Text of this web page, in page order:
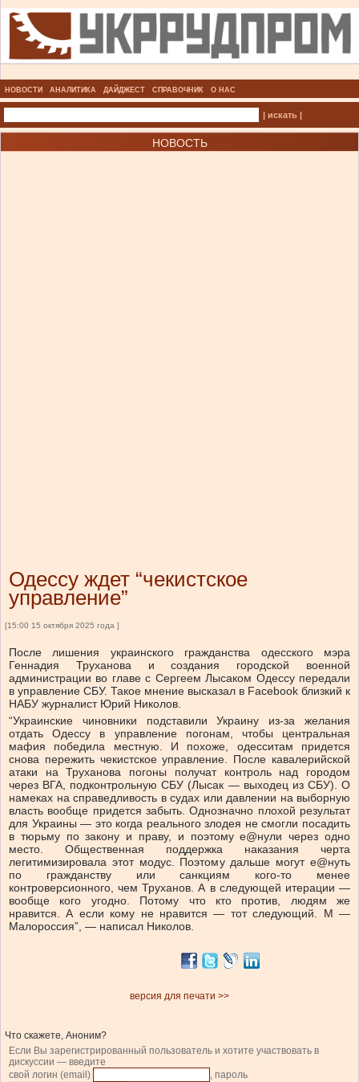
НОВОСТИ АНАЛИТИКА ДАЙДЖЕСТ СПРАВОЧНИК О НАС
| искать |
НОВОСТЬ
Одессу ждет “чекистское
управление”
[15:00 15 октября 2025 года ]
После лишения украинского гражданства одесского мэра
Геннадия Труханова и создания городской военной
администрации во главе с Сергеем Лысаком Одессу передали
в управление СБУ. Такое мнение высказал в Facebook близкий к
НАБУ журналист Юрий Николов.
“Украинские чиновники подставили Украину из-за желания
отдать Одессу в управление погонам, чтобы центральная
мафия победила местную. И похоже, одесситам придется
снова пережить чекистское управление. После кавалерийской
атаки на Труханова погоны получат контроль над городом
через ВГА, подконтрольную СБУ (Лысак — выходец из СБУ). О
намеках на справедливость в судах или давлении на выборную
власть вообще придется забыть. Однозначно плохой результат
для Украины — это когда реального злодея не смогли посадить
в тюрьму по закону и праву, и поэтому е@нули через одно
место. Общественная поддержка наказания черта
легитимизировала этот модус. Поэтому дальше могут е@нуть
по гражданству или санкциям кого-то менее
контроверсионного, чем Труханов. А в следующей итерации —
вообще кого угодно. Потому что кто против, людям же
нравится. А если кому не нравится — тот следующий. М —
Малороссия”, — написал Николов.
версия для печати >>
Что скажете, Аноним?
Если Вы зарегистрированный пользователь и хотите участвовать в
дискуссии — введите
свой логин (email)
, пароль